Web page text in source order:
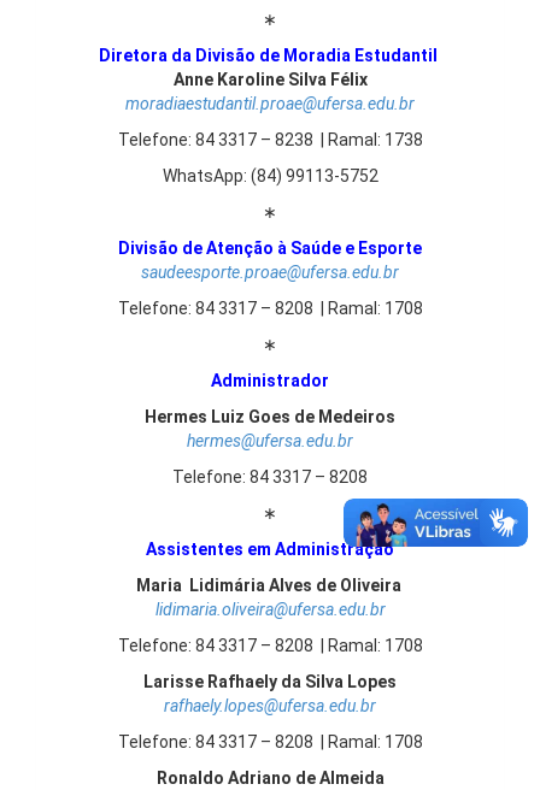
∗
Diretora da Divisão de Moradia Estudantil
Anne Karoline Silva Félix
moradiaestudantil.proae@ufersa.edu.br
Telefone: 84 3317 – 8238 | Ramal: 1738
WhatsApp: (84) 99113-5752
∗
Divisão de Atenção à Saúde e Esporte
saudeesporte.proae@ufersa.edu.br
Telefone: 84 3317 – 8208 | Ramal: 1708
∗
Administrador
Hermes Luiz Goes de Medeiros
hermes@ufersa.edu.br
Telefone: 84 3317 – 8208
∗
Assistentes em Administração
Maria Lidimária Alves de Oliveira
lidimaria.oliveira@ufersa.edu.br
Telefone: 84 3317 – 8208 | Ramal: 1708
Larisse Rafhaely da Silva Lopes
rafhaely.lopes@ufersa.edu.br
Telefone: 84 3317 – 8208 | Ramal: 1708
Ronaldo Adriano de Almeida